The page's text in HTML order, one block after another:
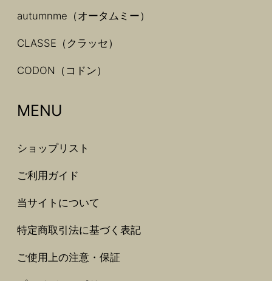
autumnme（オータムミー）
CLASSE（クラッセ）
CODON（コドン）
MENU
ショップリスト
ご利用ガイド
当サイトについて
特定商取引法に基づく表記
ご使用上の注意・保証